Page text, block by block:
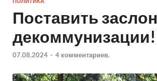
Поставить заслон
декоммунизации!
07.08.2024 - 4 комментариев.